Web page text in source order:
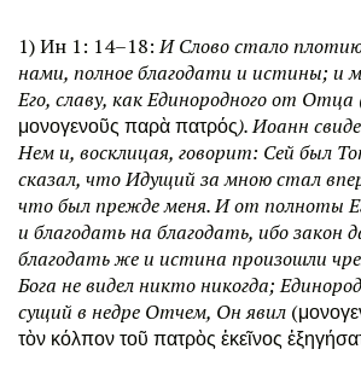
1) Ин 1: 14–18:И Слово стало
нами, полное благодати и истины; и
Его, славу, как Единородного от Отца
μονογενοῦς παρὰ πατρός). Иоанн
Нем и, восклицая, говорит: Сей был
сказал, что Идущий за мною стал
что был прежде меня. И от полноты
и благодать на благодать, ибо закон
благодать же и истина произошли
Бога не видел никто никогда;
сущий в недре Отчем, Он явил
τὸν κόλπον τοῦ πατρὸς ἐκεῖνος